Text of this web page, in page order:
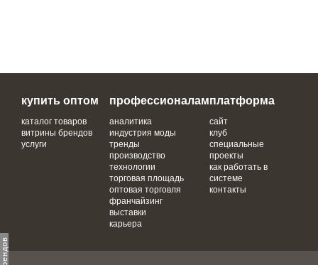
купить оптом
каталог товаров
витрины брендов
услуги
профессионалам
аналитика
индустрия моды
тренды
производство
технологии
торговая площадь
оптовая торговля
франчайзинг
выставки
карьера
платформа
сайт
клуб
специальные
проекты
как работать в
системе
контакты